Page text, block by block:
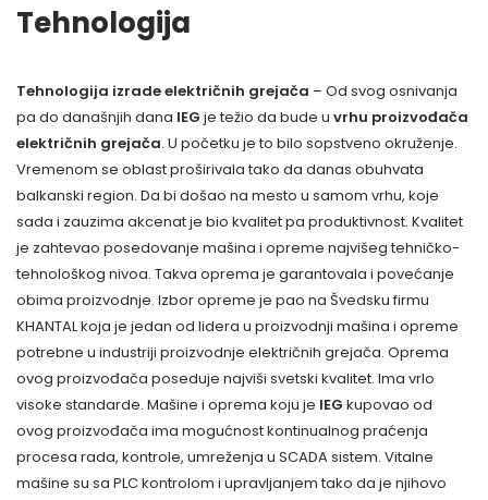
Tehnologija
Tehnologija izrade električnih grejača – Od svog osnivanja
pa do današnjih dana IEG je težio da bude u vrhu proizvođača
električnih grejača. U početku je to bilo sopstveno okruženje.
Vremenom se oblast proširivala tako da danas obuhvata
balkanski region. Da bi došao na mesto u samom vrhu, koje
sada i zauzima akcenat je bio kvalitet pa produktivnost. Kvalitet
je zahtevao posedovanje mašina i opreme najvišeg tehničko-
tehnološkog nivoa. Takva oprema je garantovala i povećanje
obima proizvodnje. Izbor opreme je pao na Švedsku firmu
KHANTAL koja je jedan od lidera u proizvodnji mašina i opreme
potrebne u industriji proizvodnje električnih grejača. Oprema
ovog proizvođača poseduje najviši svetski kvalitet. Ima vrlo
visoke standarde. Mašine i oprema koju je IEG kupovao od
ovog proizvođača ima mogućnost kontinualnog praćenja
procesa rada, kontrole, umreženja u SCADA sistem. Vitalne
mašine su sa PLC kontrolom i upravljanjem tako da je njihovo